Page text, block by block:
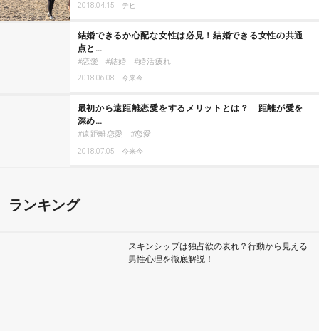
2018.04.15 テヒ
結婚できるか心配な女性は必見！結婚できる女性の共通
点と…
恋愛 結婚 婚活疲れ
2018.06.08 今来今
最初から遠距離恋愛をするメリットとは？ 距離が愛を
深め…
遠距離恋愛 恋愛
2018.07.05 今来今
ランキング
スキンシップは独占欲の表れ？行動から見える
男性心理を徹底解説！